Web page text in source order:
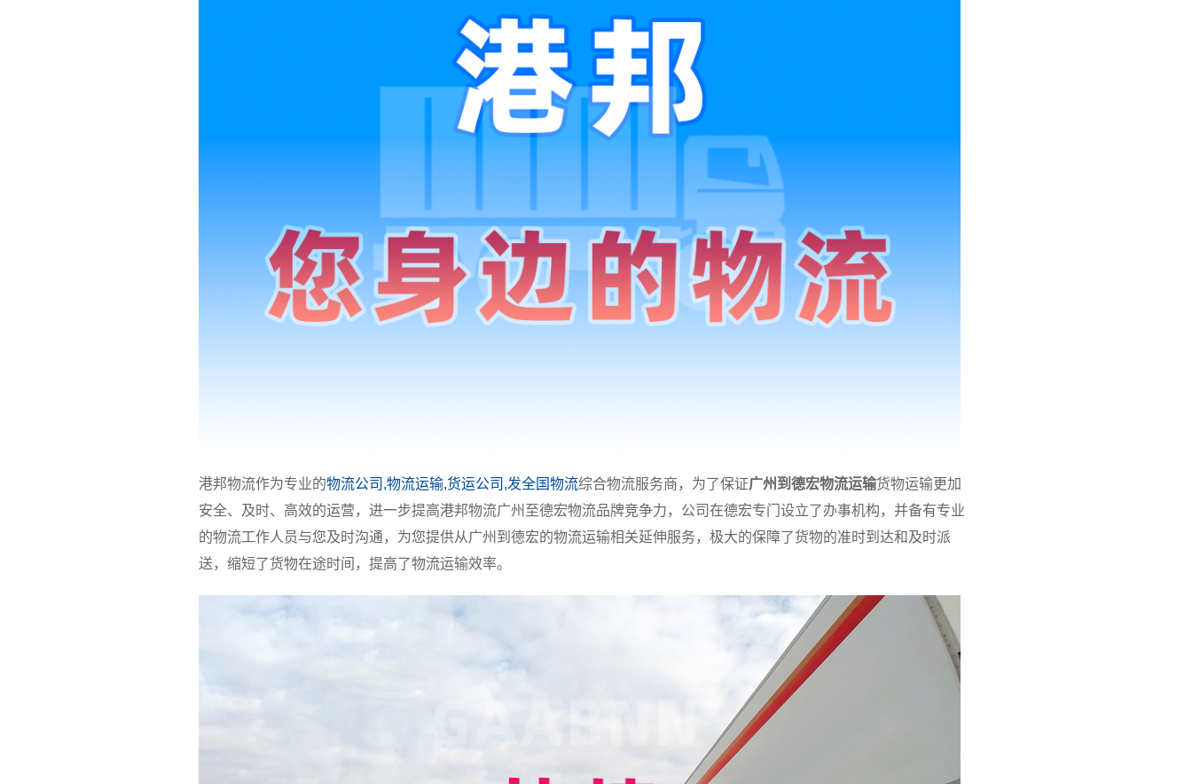
港邦物流作为专业的物流公司,物流运输,货运公司,发全国物流综合物流服务商，为了保证广州到德宏物流运输货物运输更加
安全、及时、高效的运营，进一步提高港邦物流广州至德宏物流品牌竞争力，公司在德宏专门设立了办事机构，并备有专业
的物流工作人员与您及时沟通，为您提供从广州到德宏的物流运输相关延伸服务，极大的保障了货物的准时到达和及时派
送，缩短了货物在途时间，提高了物流运输效率。